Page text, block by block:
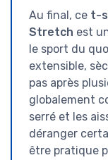
Au final, ce t-
Stretch est
le sport du
extensible,
pas après
globalement
serré et les
déranger
être pratique